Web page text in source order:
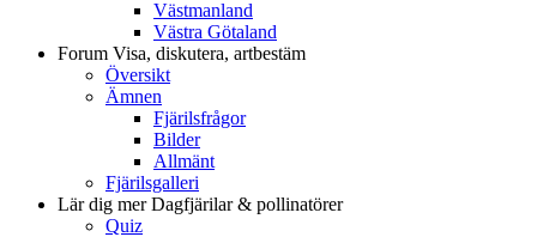
Västmanland
Västra Götaland
Forum Visa, diskutera, artbestäm
Översikt
Ämnen
Fjärilsfrågor
Bilder
Allmänt
Fjärilsgalleri
Lär dig merDagfjärilar & pollinatörer
Quiz